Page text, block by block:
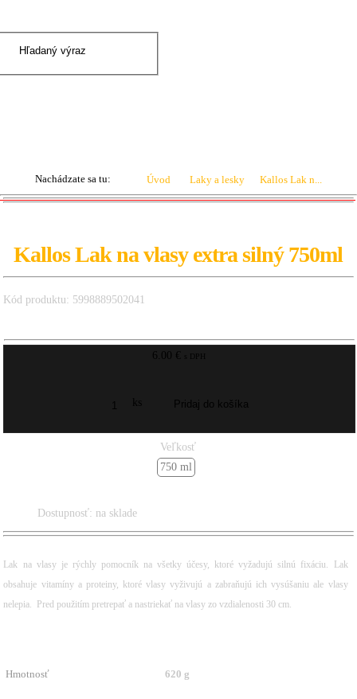
Nachádzate sa tu: Úvod Laky a lesky Kallos Lak n...
Kallos Lak na vlasy extra silný 750ml
Kód produktu: 5998889502041
6.00 € s DPH
ks
Veľkosť
750 ml
Dostupnosť: na sklade
Lak na vlasy je rýchly pomocník na všetky účesy, ktoré vyžadujú silnú fixáciu. Lak
obsahuje vitamíny a proteiny, ktoré vlasy vyživujú a zabraňujú ich vysúšaniu ale vlasy
nelepia. Pred použitím pretrepať a nastriekať na vlasy zo vzdialenosti 30 cm.
Hmotnosť 620 g